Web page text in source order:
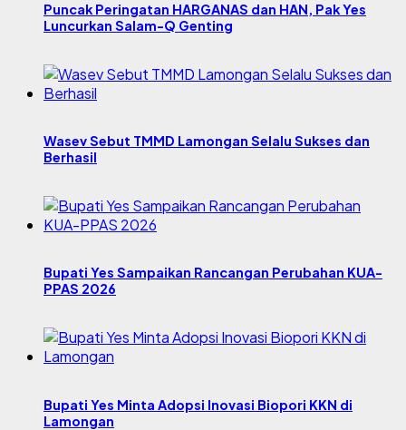
Puncak Peringatan HARGANAS dan HAN, Pak Yes
Luncurkan Salam-Q Genting
Wasev Sebut TMMD Lamongan Selalu Sukses dan
Berhasil
Bupati Yes Sampaikan Rancangan Perubahan KUA-
PPAS 2026
Bupati Yes Minta Adopsi Inovasi Biopori KKN di
Lamongan